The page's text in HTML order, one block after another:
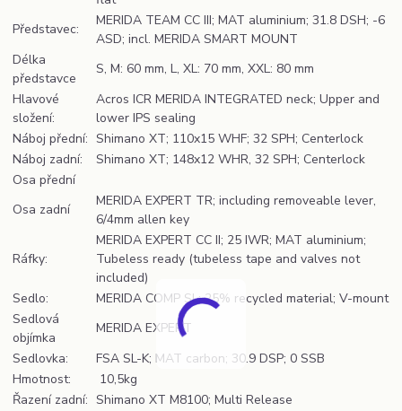
Představec:
MERIDA TEAM CC III; MAT aluminium; 31.8 DSH; -6
ASD; incl. MERIDA SMART MOUNT
Délka
představce
S, M: 60 mm, L, XL: 70 mm, XXL: 80 mm
Hlavové
složení:
Acros ICR MERIDA INTEGRATED neck; Upper and
lower IPS sealing
Náboj přední: Shimano XT; 110x15 WHF; 32 SPH; Centerlock
Náboj zadní:
Shimano XT; 148x12 WHR, 32 SPH; Centerlock
Osa přední
Osa zadní
MERIDA EXPERT TR; including removeable lever,
6/4mm allen key
Ráfky:
MERIDA EXPERT CC II; 25 IWR; MAT aluminium;
Tubeless ready (tubeless tape and valves not
included)
Sedlo:
MERIDA COMP SL; 25% recycled material; V-mount
Sedlová
objímka
MERIDA EXPERT
Sedlovka:
FSA SL-K; MAT carbon; 30.9 DSP; 0 SSB
Hmotnost:
10,5kg
Řazení zadní: Shimano XT M8100; Multi Release